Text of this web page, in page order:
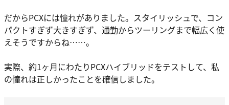
だからPCXには憧れがありました。スタイリッシュで、コン
パクトすぎず大きすぎず、通勤からツーリングまで幅広く使
えそうですからね……。
実際、約1ヶ月にわたりPCXハイブリッドをテストして、私
の憧れは正しかったことを確信しました。